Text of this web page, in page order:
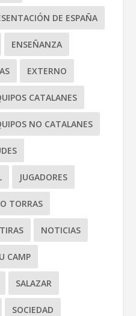
DE ESPAÑA
ENSEÑANZA
EXTERNO
CATALANES
NO CATALANES
JUGADORES
TORRAS
NOTICIAS
CAMP
SALAZAR
SOCIEDAD